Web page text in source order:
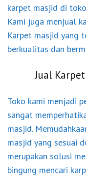
karpet masjid di
Kami juga menjual
Karpet masjid yang
berkualitas dan
Jual
Toko kami menjadi
sangat
masjid.
masjid yang sesuai
merupakan solusi
bingung mencari